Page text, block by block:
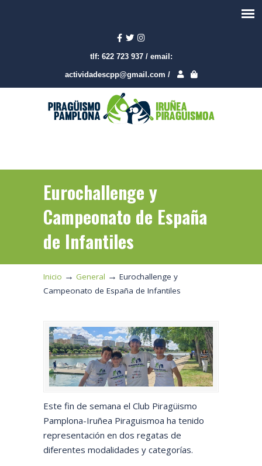
tlf: 622 723 937 / email:
actividadescpp@gmail.com /
Eurochallenge y
Campeonato de España
de Infantiles
Inicio → General → Eurochallenge y
Campeonato de España de Infantiles
Este fin de semana el Club Piragüismo
Pamplona-Iruñea Piraguismoa ha tenido
representación en dos regatas de
diferentes modalidades y categorías.